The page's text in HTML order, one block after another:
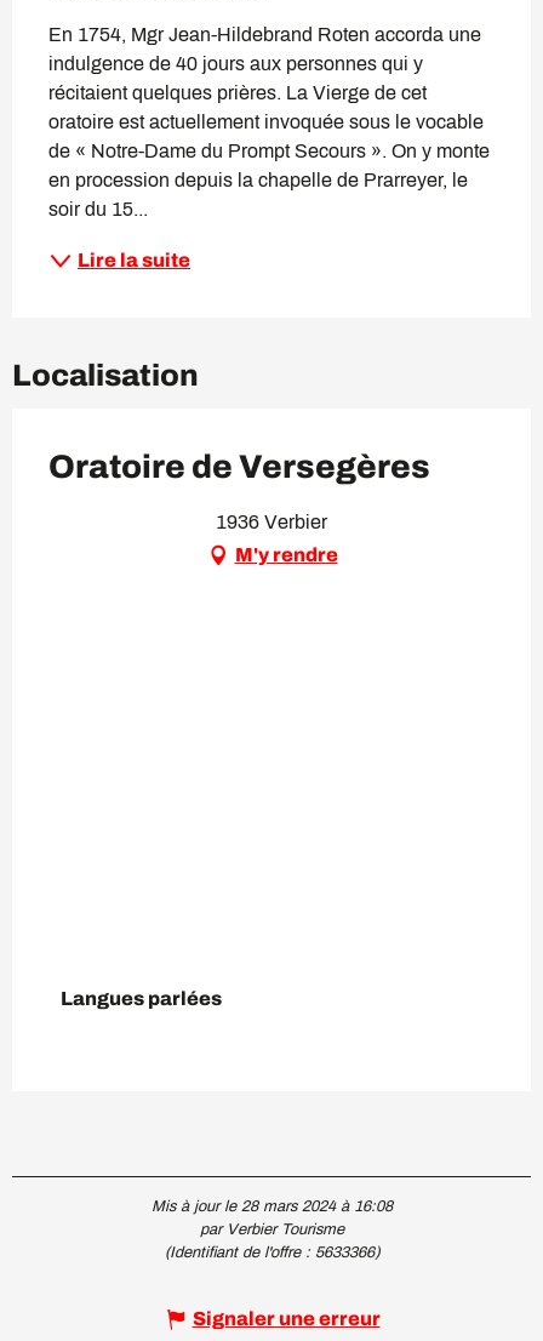
En 1754, Mgr Jean-Hildebrand Roten accorda une
indulgence de 40 jours aux personnes qui y
récitaient quelques prières. La Vierge de cet
oratoire est actuellement invoquée sous le vocable
de « Notre-Dame du Prompt Secours ». On y monte
en procession depuis la chapelle de Prarreyer, le
soir du 15...
Lire la suite
Localisation
Oratoire de Versegères
1936 Verbier
M'y rendre
Langues parlées
Langues parlées
Mis à jour le 28 mars 2024 à 16:08
par Verbier Tourisme
(Identifiant de l'offre : 5633366)
Signaler une erreur